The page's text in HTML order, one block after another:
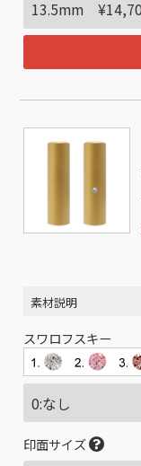
素材説明
スワロフスキー
印面サイズ